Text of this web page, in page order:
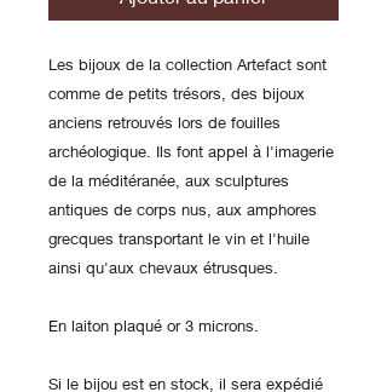
Les bijoux de la collection Artefact sont
comme de petits trésors, des bijoux
anciens retrouvés lors de fouilles
archéologique. Ils font appel à l'imagerie
de la méditéranée, aux sculptures
antiques de corps nus, aux amphores
grecques transportant le vin et l'huile
ainsi qu'aux chevaux étrusques.
En laiton plaqué or 3 microns.
Si le bijou est en stock, il sera expédié